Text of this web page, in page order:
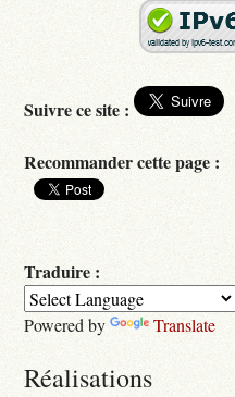
Suivre ce site :
Recommander cette page :
Traduire :
Powered by Translate
Réalisations